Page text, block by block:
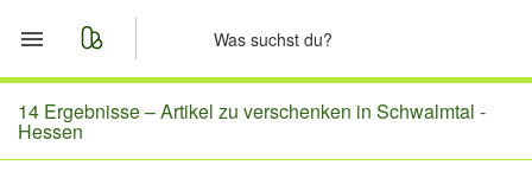
Start
Merkliste
14 Ergebnisse –Artikel zu verschenken in Schwalmtal -
Hessen